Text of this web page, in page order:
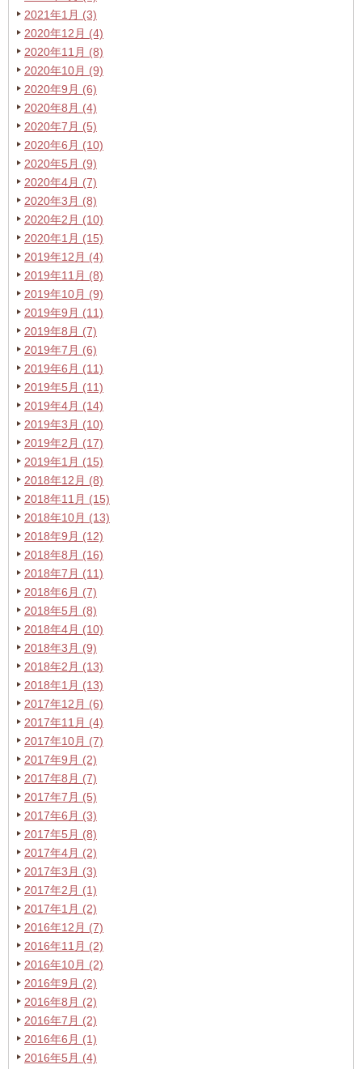
2021年1月 (3)
2020年12月 (4)
2020年11月 (8)
2020年10月 (9)
2020年9月 (6)
2020年8月 (4)
2020年7月 (5)
2020年6月 (10)
2020年5月 (9)
2020年4月 (7)
2020年3月 (8)
2020年2月 (10)
2020年1月 (15)
2019年12月 (4)
2019年11月 (8)
2019年10月 (9)
2019年9月 (11)
2019年8月 (7)
2019年7月 (6)
2019年6月 (11)
2019年5月 (11)
2019年4月 (14)
2019年3月 (10)
2019年2月 (17)
2019年1月 (15)
2018年12月 (8)
2018年11月 (15)
2018年10月 (13)
2018年9月 (12)
2018年8月 (16)
2018年7月 (11)
2018年6月 (7)
2018年5月 (8)
2018年4月 (10)
2018年3月 (9)
2018年2月 (13)
2018年1月 (13)
2017年12月 (6)
2017年11月 (4)
2017年10月 (7)
2017年9月 (2)
2017年8月 (7)
2017年7月 (5)
2017年6月 (3)
2017年5月 (8)
2017年4月 (2)
2017年3月 (3)
2017年2月 (1)
2017年1月 (2)
2016年12月 (7)
2016年11月 (2)
2016年10月 (2)
2016年9月 (2)
2016年8月 (2)
2016年7月 (2)
2016年6月 (1)
2016年5月 (4)